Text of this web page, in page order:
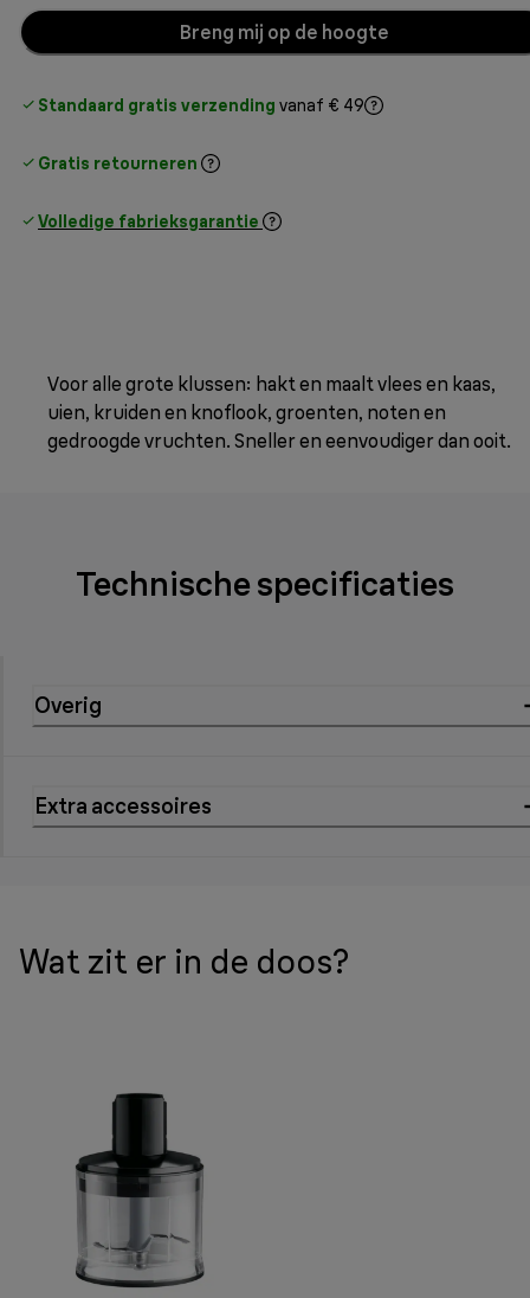
Breng mij op de hoogte
Standaard gratis verzending vanaf € 49
Gratis retourneren
Volledige fabrieksgarantie
Voor alle grote klussen: hakt en maalt vlees en kaas,
uien, kruiden en knoflook, groenten, noten en
gedroogde vruchten. Sneller en eenvoudiger dan ooit.
Technische specificaties
Overig
Extra accessoires
Wat zit er in de doos?